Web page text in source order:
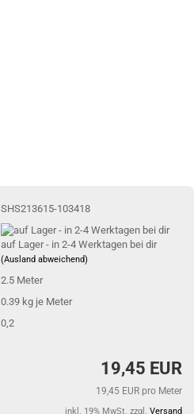
SHS213615-103418
auf Lager - in 2-4 Werktagen bei dir
(Ausland abweichend)
2.5 Meter
0.39 kg je Meter
0,2
19,45 EUR
19,45 EUR pro Meter
inkl. 19% MwSt. zzgl. Versand